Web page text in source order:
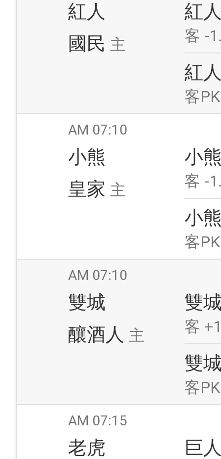
紅人
國民 主
紅
客 -
紅
客PK
AM 07:10
小熊
皇家 主
小
客 -
小
客PK
AM 07:10
雙城
釀酒人 主
雙
客
雙
客PK
AM 07:15
老虎
巨